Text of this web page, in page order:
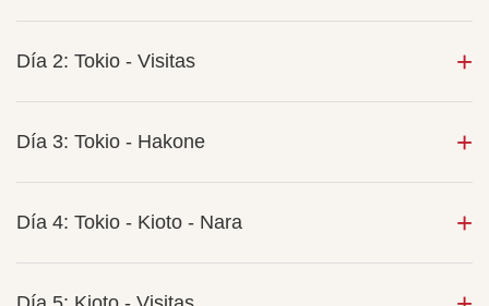
Día 2: Tokio - Visitas
Día 3: Tokio - Hakone
Día 4: Tokio - Kioto - Nara